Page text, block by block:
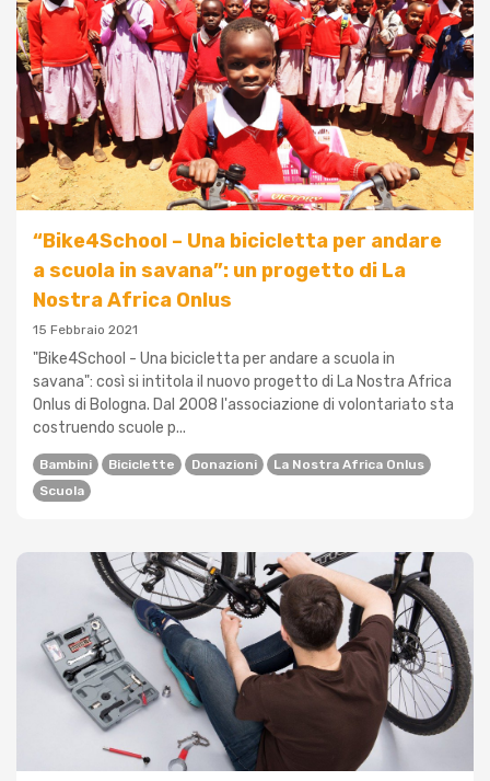
“Bike4School – Una bicicletta per andare
a scuola in savana”: un progetto di La
Nostra Africa Onlus
15 Febbraio 2021
"Bike4School - Una bicicletta per andare a scuola in
savana": così si intitola il nuovo progetto di La Nostra Africa
Onlus di Bologna. Dal 2008 l'associazione di volontariato sta
costruendo scuole p...
Bambini Biciclette Donazioni
La Nostra Africa Onlus
Scuola